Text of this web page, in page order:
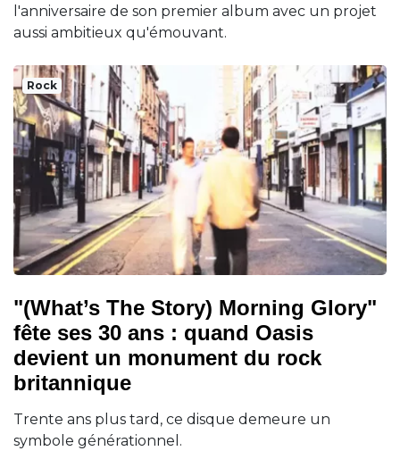
l'anniversaire de son premier album avec un projet
aussi ambitieux qu'émouvant.
Rock
"(What’s The Story) Morning Glory"
fête ses 30 ans : quand Oasis
devient un monument du rock
britannique
Trente ans plus tard, ce disque demeure un
symbole générationnel.